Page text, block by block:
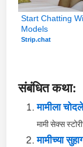
Start Chatting
Models
Strip.chat
संबंधित कथा:
मामीला
मामी सेक्स
मामीच्या